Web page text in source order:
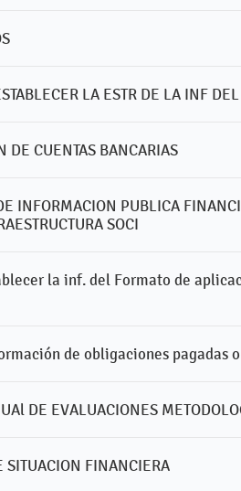
LA ESTR DE LA INF
DE CUENTAS BANCARIAS
INFORMACION PUBLICA
SOCI
la inf. del Formato de
de obligaciones pagadas
DE EVALUACIONES
SITUACION FINANCIERA